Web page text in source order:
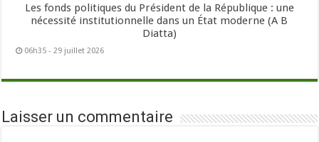
Les fonds politiques du Président de la République : une
nécessité institutionnelle dans un État moderne (A B
Diatta)
06h35 - 29 juillet 2026
Laisser un commentaire